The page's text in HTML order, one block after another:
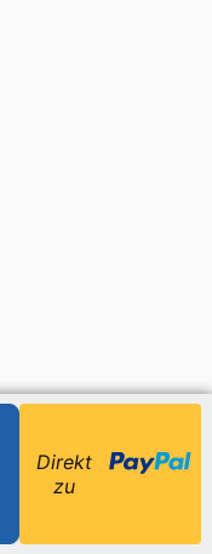
Direkt
zu